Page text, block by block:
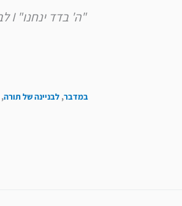
"ה' בדד ינחנו" I לבניינה של תורה – פרשת חוקת
במדבר, לבניינה של תורה,